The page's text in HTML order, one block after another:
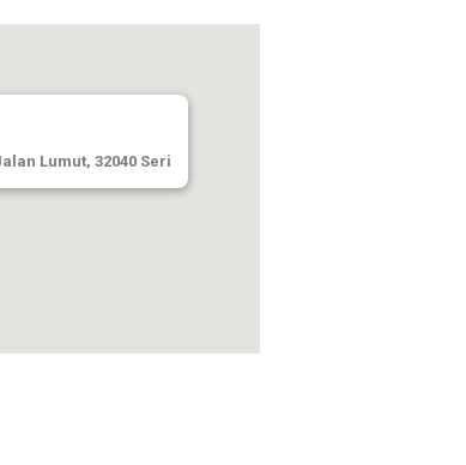
Lumut, 32040 Seri